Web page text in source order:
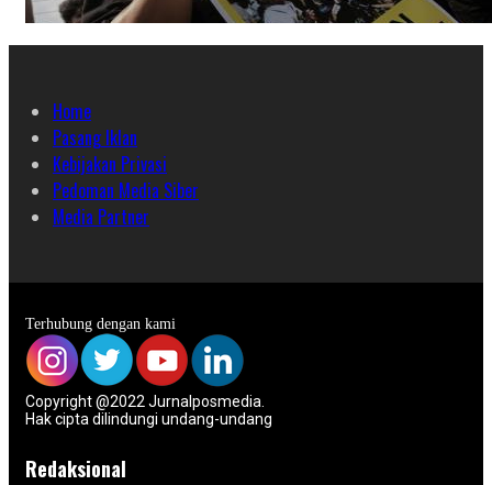
Home
Pasang Iklan
Kebijakan Privasi
Pedoman Media Siber
Media Partner
Terhubung dengan kami
Copyright @2022 Jurnalposmedia.
Hak cipta dilindungi undang-undang
Redaksional